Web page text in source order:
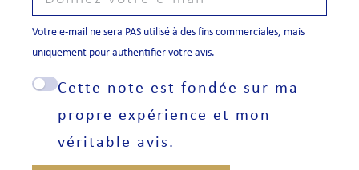
Votre e-mail ne sera PAS utilisé à des fins commerciales, mais
uniquement pour authentifier votre avis.
Cette note est fondée sur ma
propre expérience et mon
véritable avis.